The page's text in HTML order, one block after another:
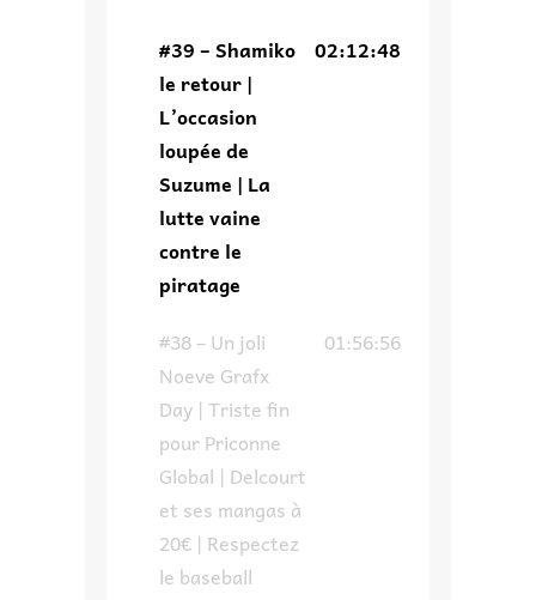
recommandera pas un des
invités de Japan Expo,
comment Suzume aurait pu
avoir une autre tournure et
enfin on parle du piratage ce
fléau de l’industrie qui fait
dire un […]
#39 – Shamiko
le retour |
L’occasion
loupée de
Suzume | La
lutte vaine
contre le
piratage
02:12:48
#38 – Un joli
Noeve Grafx
Day | Triste fin
pour Priconne
Global | Delcourt
et ses mangas à
20€ | Respectez
le baseball
01:56:56